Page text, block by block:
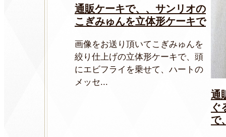
通販ケーキで、、サンリオの
こぎみゅんを立体形ケーキで
画像をお送り頂いてこぎみゅんを
絞り仕上げの立体形ケーキで、頭
にエビフライを乗せて、ハートの
メッセ...
通
ぐ
で